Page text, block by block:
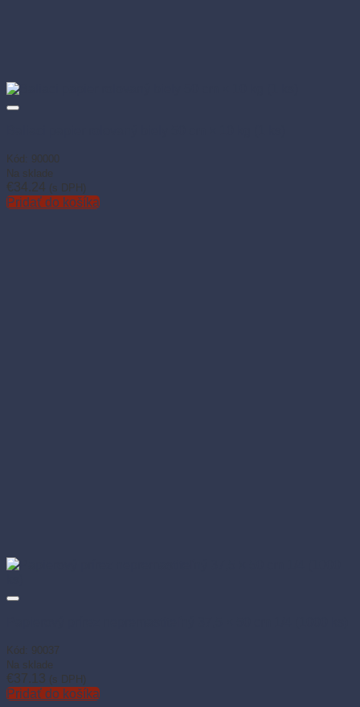
Kód: 90000
Na sklade
€34.24 (s DPH)
Pridať do košíka
Kód: 90037
Na sklade
€37.13 (s DPH)
Pridať do košíka